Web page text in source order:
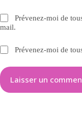
Prévenez-moi de
mail.
Prévenez-moi de
Laisser un